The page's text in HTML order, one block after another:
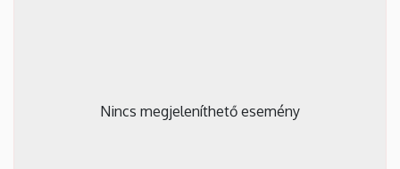
Nincs megjeleníthető esemény